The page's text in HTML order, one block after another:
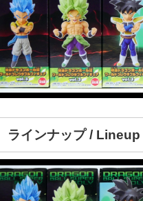
ラインナップ / Lineup